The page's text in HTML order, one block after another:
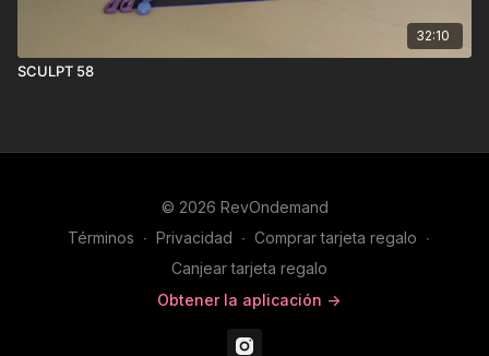
32:10
SCULPT 58
© 2026 RevOndemand
Términos ∙ Privacidad ∙ Comprar tarjeta regalo ∙
Canjear tarjeta regalo
Obtener la aplicación ->